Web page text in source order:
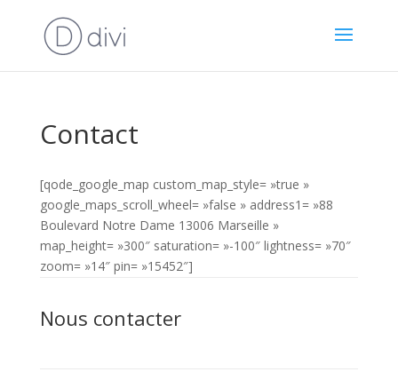
Contact
[qode_google_map custom_map_style= »true »
google_maps_scroll_wheel= »false » address1= »88
Boulevard Notre Dame 13006 Marseille »
map_height= »300″ saturation= »-100″ lightness= »70″
zoom= »14″ pin= »15452″]
Nous contacter